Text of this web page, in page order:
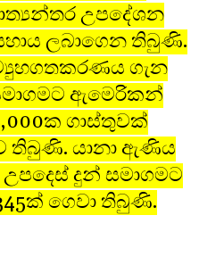
උපදේශන
ලබාගෙන තිබුණි.
ගැන
ඇමෙරිකන්
ගාස්තුවක්
තිබුණි. යානා ඇණිය
දුන් සමාගමට
ගෙවා තිබුණි.